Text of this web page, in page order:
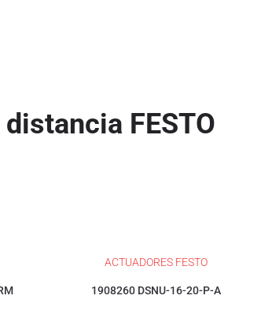
FESTO
ACTUADORES FESTO
1908260 DSNU-16-20-P-A